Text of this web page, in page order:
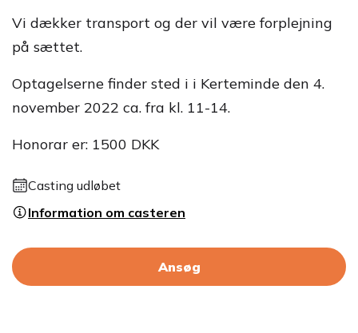
Vi dækker transport og der vil være forplejning
på sættet.
Optagelserne finder sted i i Kerteminde den 4.
november 2022 ca. fra kl. 11-14.
Honorar er: 1500 DKK
Casting udløbet
Information om casteren
Ansøg